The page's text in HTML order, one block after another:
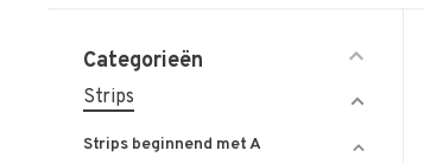
Categorieën
Strips
Strips beginnend met A